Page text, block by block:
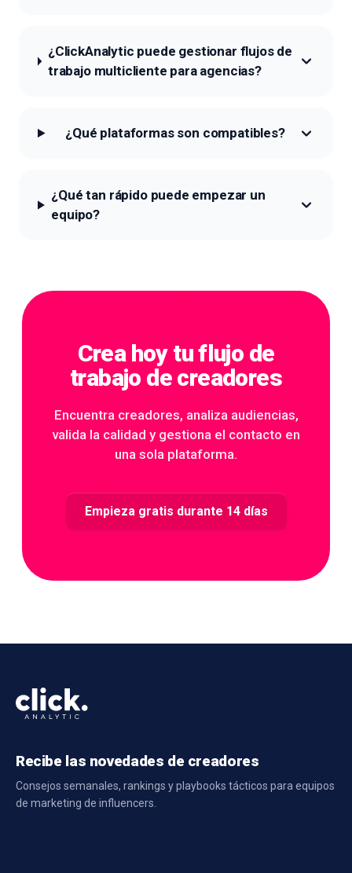
¿ClickAnalytic puede gestionar flujos de
trabajo multicliente para agencias?
¿Qué plataformas son compatibles?
¿Qué tan rápido puede empezar un
equipo?
Crea hoy tu flujo de
trabajo de creadores
Encuentra creadores, analiza audiencias,
valida la calidad y gestiona el contacto en
una sola plataforma.
Empieza gratis durante 14 días
Recibe las novedades de creadores
Consejos semanales, rankings y playbooks tácticos para equipos
de marketing de influencers.